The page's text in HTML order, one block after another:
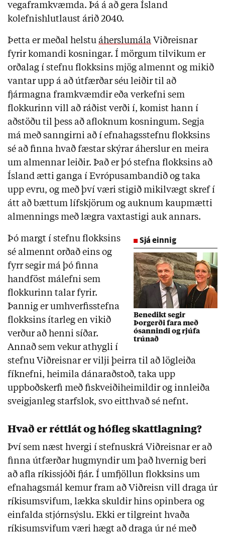
vegaframkvæmda. Þá á að gera Ísland
kolefnishlutlaust árið 2040.
Þetta er meðal helstu áherslumála Viðreisnar
fyrir komandi kosningar. Í mörgum tilvikum er
orðalag í stefnu flokksins mjög almennt og mikið
vantar upp á að útfærðar séu leiðir til að
fjármagna framkvæmdir eða verkefni sem
flokkurinn vill að ráðist verði í, komist hann í
aðstöðu til þess að afloknum kosningum. Segja
má með sanngirni að í efnahagsstefnu flokksins
sé að finna hvað fæstar skýrar áherslur en meira
um almennar leiðir. Það er þó stefna flokksins að
Ísland ætti ganga í Evrópusambandið og taka
upp evru, og með því væri stigið mikilvægt skref í
átt að bættum lífskjörum og auknum kaupmætti
almennings með lægra vaxtastigi auk annars.
Sjá einnig
Benedikt segir
Þorgerði fara með
ósannindi og rjúfa
trúnað
Þó margt í stefnu flokksins
sé almennt orðað eins og
fyrr segir má þó finna
handföst málefni sem
flokkurinn talar fyrir.
Þannig er umhverfisstefna
flokksins ítarleg en vikið
verður að henni síðar.
Annað sem vekur athygli í
stefnu Viðreisnar er vilji þeirra til að lögleiða
fíknefni, heimila dánaraðstoð, taka upp
uppboðskerfi með fiskveiðiheimildir og innleiða
sveigjanleg starfslok, svo eitthvað sé nefnt.
Hvað er réttlát og hófleg skattlagning?
Því sem næst hvergi í stefnuskrá Viðreisnar er að
finna útfærðar hugmyndir um það hvernig beri
að afla ríkissjóði fjár. Í umfjöllun flokksins um
efnahagsmál kemur fram að Viðreisn vill draga úr
ríkisumsvifum, lækka skuldir hins opinbera og
einfalda stjórnsýslu. Ekki er tilgreint hvaða
ríkisumsvifum væri hægt að draga úr né með